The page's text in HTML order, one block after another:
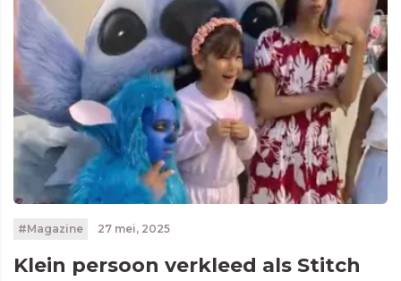
#Magazine 27 mei, 2025
Klein persoon verkleed als Stitch